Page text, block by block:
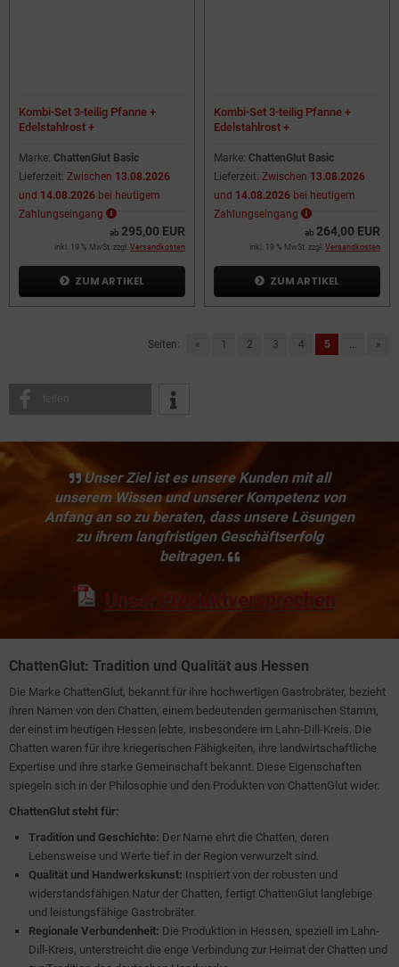
Kombi-Set 3-teilig Pfanne +
Edelstahlrost +
Gastrobräter 4-flammig
Marke: ChattenGlut Basic
Lieferzeit: Zwischen 13.08.2026
und 14.08.2026 bei heutigem
Zahlungseingang
ab 295,00 EUR
inkl. 19 % MwSt. zzgl. Versandkosten
ZUM ARTIKEL
Kombi-Set 3-teilig Pfanne +
Edelstahlrost +
Gastrobräter 5-flammig
Marke: ChattenGlut Basic
Lieferzeit: Zwischen 13.08.2026
und 14.08.2026 bei heutigem
Zahlungseingang
ab 264,00 EUR
inkl. 19 % MwSt. zzgl. Versandkosten
ZUM ARTIKEL
Seiten: « 1 2 3 4 5 ... »
Unser Ziel ist es unsere Kunden mit all
unserem Wissen und unserer Kompetenz von
Anfang an so zu beraten, dass unsere Lösungen
zu ihrem langfristigen Geschäftserfolg
beitragen.
Unser Produktversprechen
ChattenGlut: Tradition und Qualität aus Hessen
Die Marke ChattenGlut, bekannt für ihre hochwertigen Gastrobräter, bezieht
ihren Namen von den Chatten, einem bedeutenden germanischen Stamm,
der einst im heutigen Hessen lebte, insbesondere im Lahn-Dill-Kreis. Die
Chatten waren für ihre kriegerischen Fähigkeiten, ihre landwirtschaftliche
Expertise und ihre starke Gemeinschaft bekannt. Diese Eigenschaften
spiegeln sich in der Philosophie und den Produkten von ChattenGlut wider.
ChattenGlut steht für:
Tradition und Geschichte: Der Name ehrt die Chatten, deren
Lebensweise und Werte tief in der Region verwurzelt sind.
Qualität und Handwerkskunst: Inspiriert von der robusten und
widerstandsfähigen Natur der Chatten, fertigt ChattenGlut langlebige
und leistungsfähige Gastrobräter.
Regionale Verbundenheit: Die Produktion in Hessen, speziell im Lahn-
Dill-Kreis, unterstreicht die enge Verbindung zur Heimat der Chatten und